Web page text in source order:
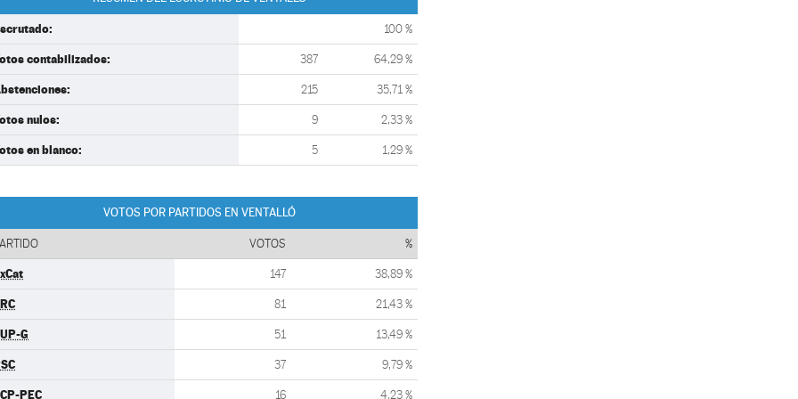
100 %
contabilizados: 387 64,29 %
215 35,71 %
nulos: 9 2,33 %
en blanco: 5 1,29 %
VOTOS POR PARTIDOS EN VENTALLÓ
VOTOS %
147 38,89 %
81 21,43 %
G 51 13,49 %
37 9,79 %
PEC 16 4,23 %